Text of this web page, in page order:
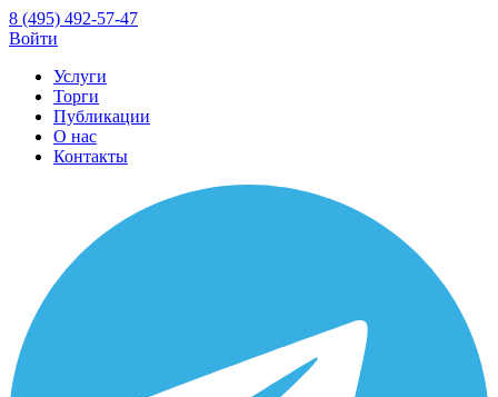
8 (495) 492-57-47
Войти
Услуги
Торги
Публикации
О нас
Контакты